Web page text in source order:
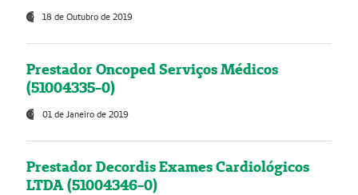
18 de Outubro de 2019
Prestador Oncoped Serviços Médicos
(51004335-0)
01 de Janeiro de 2019
Prestador Decordis Exames Cardiológicos
LTDA (51004346-0)